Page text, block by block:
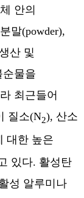
안의
말(powder),
산 및
물을
최근들어
질소(N2), 산소
대한 높은
있다. 활성탄
성 알루미나